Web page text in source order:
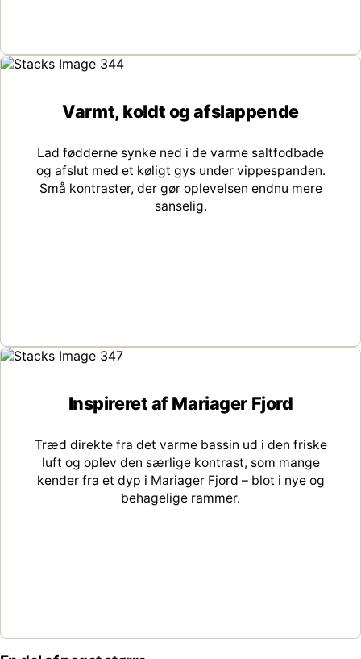
Varmt, koldt og afslappende
Lad fødderne synke ned i de varme saltfodbade
og afslut med et køligt gys under vippespanden.
Små kontraster, der gør oplevelsen endnu mere
sanselig.
Inspireret af Mariager Fjord
Træd direkte fra det varme bassin ud i den friske
luft og oplev den særlige kontrast, som mange
kender fra et dyp i Mariager Fjord – blot i nye og
behagelige rammer.